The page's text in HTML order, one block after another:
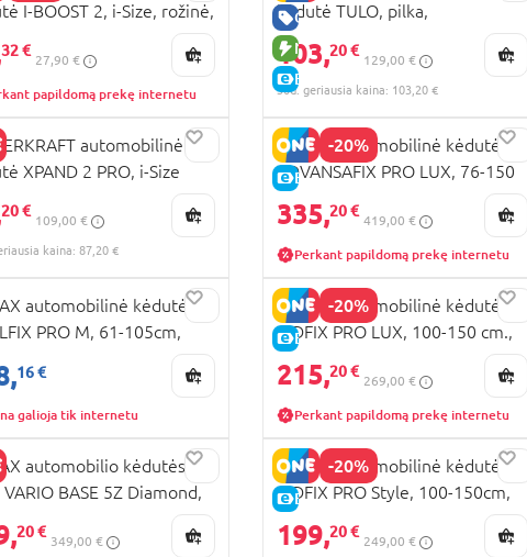
PREKĖ
I-BOOST 2, i-Size, rožinė,
32 €
27,90 €
papildomą prekę internetu
GERA KAINA
NAUJA PREKĖ
E-KAINA
kėdutė TULO, pilka,
KHTULO00GRY0000
103,20 €
129,00 €
30d. geriausia kaina: 103,20 €
KAINA
PREKĖ
automobilinė
XPAND 2 PRO, i-Size
cm, pilka,
20 €
109,00 €
kaina: 87,20 €
-20%
E-KAINA
BRITAX automobilinė kėdutė
ADVANSAFIX PRO LUX, 76-150
cm., Onyx black, 2000042133
335,20 €
419,00 €
Perkant papildomą prekę internetu
KAINA
automobilinė kėdutė
PRO M, 61-105cm,
Olive - LUX, 2000040899
16 €
galioja tik internetu
-20%
E-KAINA
BRITAX automobilinė kėdutė
KIDFIX PRO LUX, 100-150 cm.,
Onyx black, 2000042133
215,20 €
269,00 €
Perkant papildomą prekę internetu
KAINA
automobilio kėdutės
BASE 5Z Diamond,
20 €
349,00 €
-20%
E-KAINA
BRITAX automobilinė kėdutė
KIDFIX PRO Style, 100-150cm,
Teak, 2000040917/2000041302
199,20 €
249,00 €